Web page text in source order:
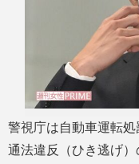
警視庁は自動車運転
通法違反（ひき逃げ